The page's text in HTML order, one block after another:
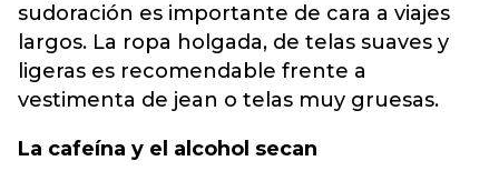
sudoración es importante de cara a viajes
largos. La ropa holgada, de telas suaves y
ligeras es recomendable frente a
vestimenta de jean o telas muy gruesas.
La cafeína y el alcohol secan